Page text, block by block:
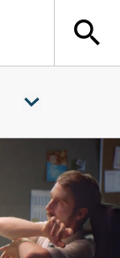
search